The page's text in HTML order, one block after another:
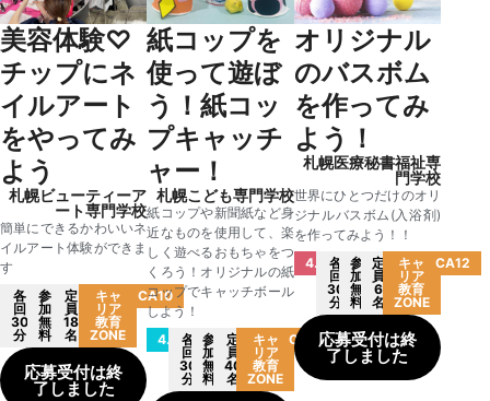
美容体験♡
チップにネ
イルアート
をやってみ
よう
札幌ビューティーア
ート専門学校
簡単にできるかわいいネ
イルアート体験ができま
す
各
回
30
分
参
加
無
料
定
員
18
名
キャ
リア
教育
ZONE
CA10
応募受付は終
了しました
紙コップを
使って遊ぼ
う！紙コッ
プキャッチ
ャー！
札幌こども専門学校
紙コップや新聞紙など身
近なものを使用して、楽
しく遊べるおもちゃをつ
くろう！オリジナルの紙
コップでキャッチボール
しよう！
4.15(土)
各
回
30
分
参
加
無
料
定
員
40
名
キャ
リア
教育
ZONE
CA12
オリジナル
のバスボム
を作ってみ
よう！
札幌医療秘書福祉専
門学校
世界にひとつだけのオリ
ジナルバスボム(入浴剤)
を作ってみよう！！
4.16(日)
各
回
30
分
参
加
無
料
定
員
6
名
キャ
リア
教育
ZONE
CA12
応募受付は終
了しました